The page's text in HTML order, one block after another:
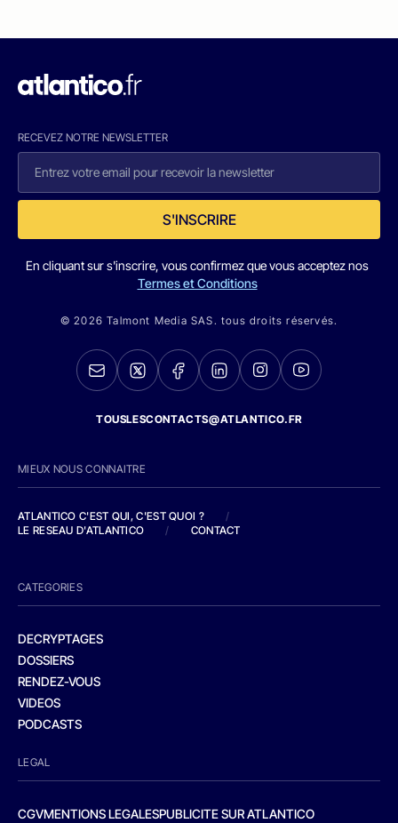
RECEVEZ NOTRE NEWSLETTER
S'INSCRIRE
En cliquant sur s'inscrire, vous confirmez que vous acceptez nos
Termes et Conditions
© 2026 Talmont Media SAS. tous droits réservés.
TOUSLESCONTACTS@ATLANTICO.FR
MIEUX NOUS CONNAITRE
ATLANTICO C'EST QUI, C'EST QUOI ?
/
LE RESEAU D'ATLANTICO
/ CONTACT
CATEGORIES
DECRYPTAGES
DOSSIERS
RENDEZ-VOUS
VIDEOS
PODCASTS
LEGAL
CGVMENTIONS LEGALESPUBLICITE SUR ATLANTICO